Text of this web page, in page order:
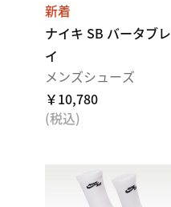
新着
ナイキ SB バータブレ
イ
メンズシューズ
￥10,780
(税込)